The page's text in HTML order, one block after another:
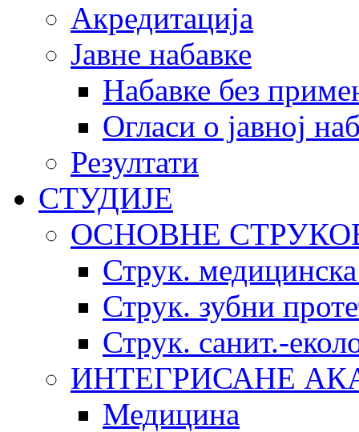
Акредитација
Јавне набавке
Набавке без
Огласи о јавној
Резултати
СТУДИЈЕ
ОСНОВНЕ
Струк. медицинска
Струк. зубни
Струк. санит.-
ИНТЕГРИСАНЕ
Медицина